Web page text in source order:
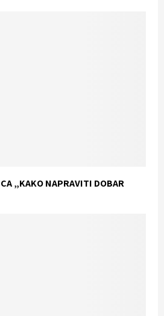
„KAKO NAPRAVITI DOBAR